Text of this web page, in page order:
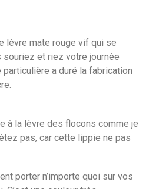
lèvre mate rouge vif qui se
et riez votre journée
particulière a duré la fabrication
à la lèvre des flocons comme je
pas, car cette lippie ne pas
porter n’importe quoi sur vos